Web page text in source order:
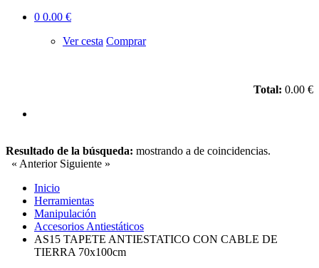
0 0.00 €
Ver cesta Comprar
Total: 0.00 €
Resultado de la búsqueda: mostrando a de coincidencias.
« Anterior Siguiente »
Inicio
Herramientas
Manipulación
Accesorios Antiestáticos
AS15 TAPETE ANTIESTATICO CON CABLE DE
TIERRA 70x100cm